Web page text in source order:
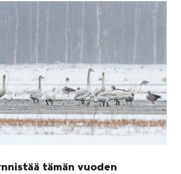
tämän vuoden